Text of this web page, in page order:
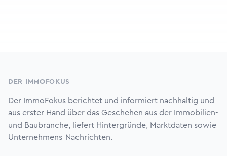
DER IMMOFOKUS
Der ImmoFokus berichtet und informiert nachhaltig und
aus erster Hand über das Geschehen aus der Immobilien-
und Baubranche, liefert Hintergründe, Marktdaten sowie
Unternehmens-Nachrichten.